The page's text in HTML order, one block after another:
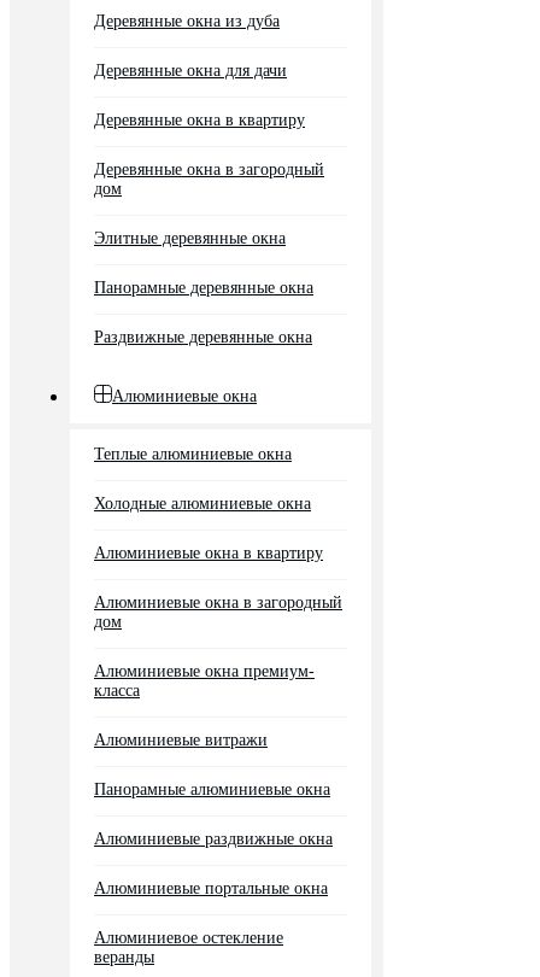
Деревянные окна из дуба
Деревянные окна для дачи
Деревянные окна в квартиру
Деревянные окна в загородный
дом
Элитные деревянные окна
Панорамные деревянные окна
Раздвижные деревянные окна
Алюминиевые окна
Теплые алюминиевые окна
Холодные алюминиевые окна
Алюминиевые окна в квартиру
Алюминиевые окна в загородный
дом
Алюминиевые окна премиум-
класса
Алюминиевые витражи
Панорамные алюминиевые окна
Алюминиевые раздвижные окна
Алюминиевые портальные окна
Алюминиевое остекление
веранды